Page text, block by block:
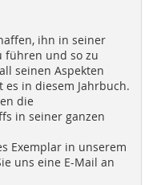
ihn in seiner
führen und so zu
seinen Aspekten
in diesem Jahrbuch.
die
in seiner ganzen
Exemplar in unserem
uns eine E-Mail an